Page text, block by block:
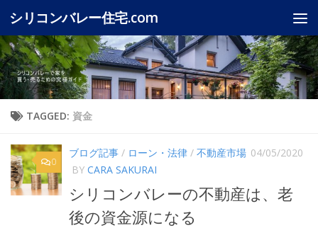
Skip to content
シリコンバレー住宅.com
TAGGED: 資金
0
ブログ記事 / ローン・法律 / 不動産市場 04/05/2020
BY CARA SAKURAI
シリコンバレーの不動産は、老
後の資金源になる